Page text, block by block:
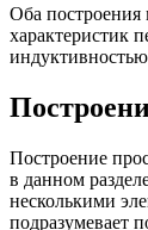
Оба построения
характеристик
Построение
в данном
несколькими
подразумевает